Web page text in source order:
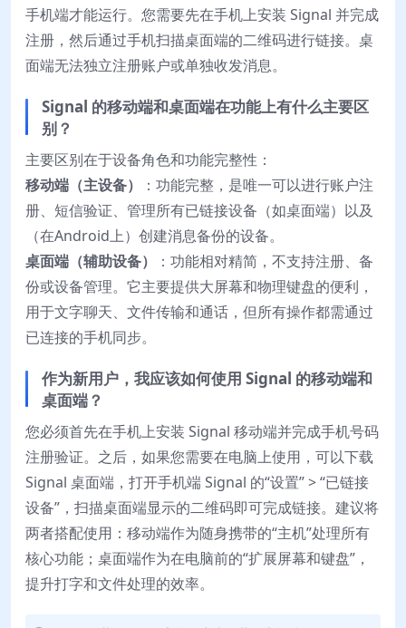
手机端才能运行。您需要先在手机上安装 Signal 并完成
注册，然后通过手机扫描桌面端的二维码进行链接。桌
面端无法独立注册账户或单独收发消息。
Signal 的移动端和桌面端在功能上有什么主要区
别？
主要区别在于设备角色和功能完整性：
移动端（主设备）
：功能完整，是唯一可以进行账户注
册、短信验证、管理所有已链接设备（如桌面端）以及
（在Android上）创建消息备份的设备。
桌面端（辅助设备）
：功能相对精简，不支持注册、备
份或设备管理。它主要提供大屏幕和物理键盘的便利，
用于文字聊天、文件传输和通话，但所有操作都需通过
已连接的手机同步。
作为新用户，我应该如何使用 Signal 的移动端和
桌面端？
您必须首先在手机上安装 Signal 移动端并完成手机号码
注册验证。之后，如果您需要在电脑上使用，可以下载
Signal 桌面端，打开手机端 Signal 的“设置” > “已链接
设备”，扫描桌面端显示的二维码即可完成链接。建议将
两者搭配使用：移动端作为随身携带的“主机”处理所有
核心功能；桌面端作为在电脑前的“扩展屏幕和键盘”，
提升打字和文件处理的效率。